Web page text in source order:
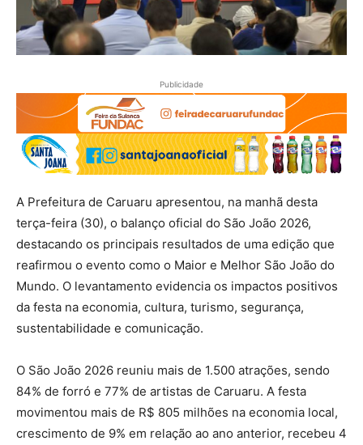
Publicidade
A Prefeitura de Caruaru apresentou, na manhã desta
terça-feira (30), o balanço oficial do São João 2026,
destacando os principais resultados de uma edição que
reafirmou o evento como o Maior e Melhor São João do
Mundo. O levantamento evidencia os impactos positivos
da festa na economia, cultura, turismo, segurança,
sustentabilidade e comunicação.
O São João 2026 reuniu mais de 1.500 atrações, sendo
84% de forró e 77% de artistas de Caruaru. A festa
movimentou mais de R$ 805 milhões na economia local,
crescimento de 9% em relação ao ano anterior, recebeu 4